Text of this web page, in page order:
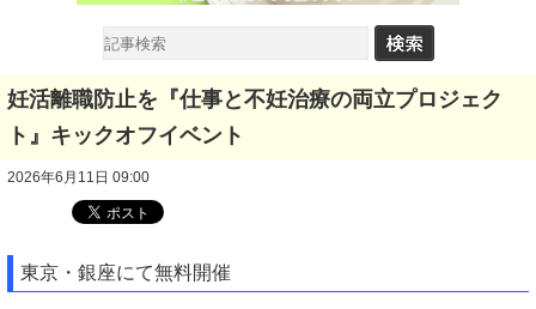
妊活離職防止を『仕事と不妊治療の両立プロジェク
ト』キックオフイベント
2026年6月11日 09:00
東京・銀座にて無料開催